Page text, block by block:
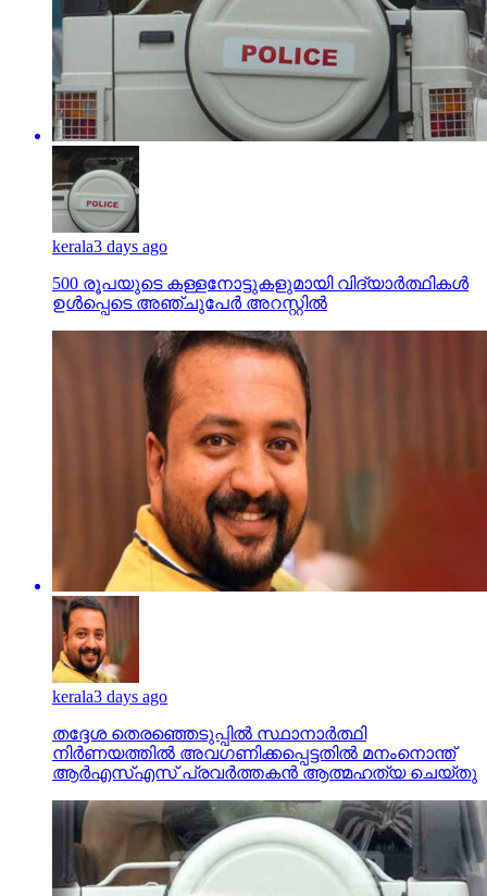
kerala3 days ago
500 രൂപയുടെ കള്ളനോട്ടുകളുമായി വിദ്യാര്‍ത്ഥികള്‍
ഉള്‍പ്പെടെ അഞ്ചുപേര്‍ അറസ്റ്റില്‍
kerala3 days ago
തദ്ദേശ തെരഞ്ഞെടുപ്പില്‍ സ്ഥാനാര്‍ത്ഥി
നിര്‍ണയത്തില്‍ അവഗണിക്കപ്പെട്ടതില്‍ മനംനൊന്ത്
ആര്‍എസ്എസ് പ്രവര്‍ത്തകന്‍ ആത്മഹത്യ ചെയ്തു